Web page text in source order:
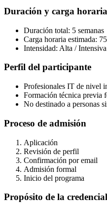
Duración y carga horaria
Duración total: 5 semanas
Carga horaria estimada:
Intensidad: Alta / Intensiva
Perfil del participante
Profesionales IT de nivel
Formación técnica previa
No destinado a personas
Proceso de admisión
Aplicación
Revisión de perfil
Confirmación por email
Admisión formal
Inicio del programa
Propósito de la credencial